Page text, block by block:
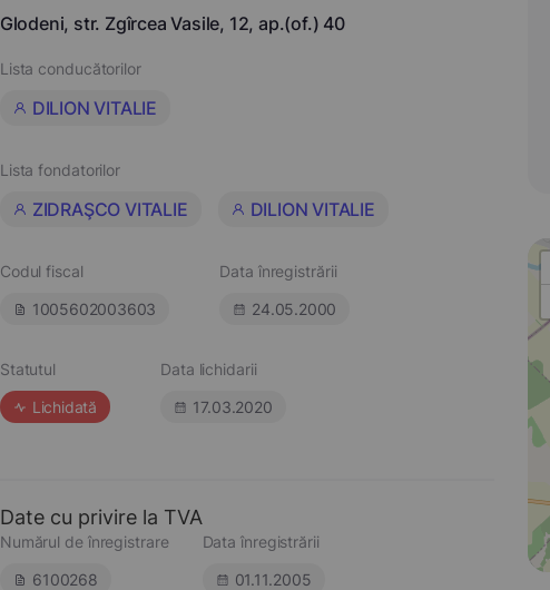
Glodeni, str. Zgîrcea Vasile, 12, ap.(of.) 40
Lista conducătorilor
DILION VITALIE
Lista fondatorilor
ZIDRAŞCO VITALIE DILION VITALIE
Codul fiscal
1005602003603
Data înregistrării
24.05.2000
Statutul
Lichidată
Data lichidarii
17.03.2020
Date cu privire la TVA
Numărul de înregistrare
6100268
Data înregistrării
01.11.2005